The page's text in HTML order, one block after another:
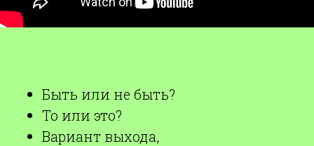
Быть или не быть?
То или это?
Вариант выхода,